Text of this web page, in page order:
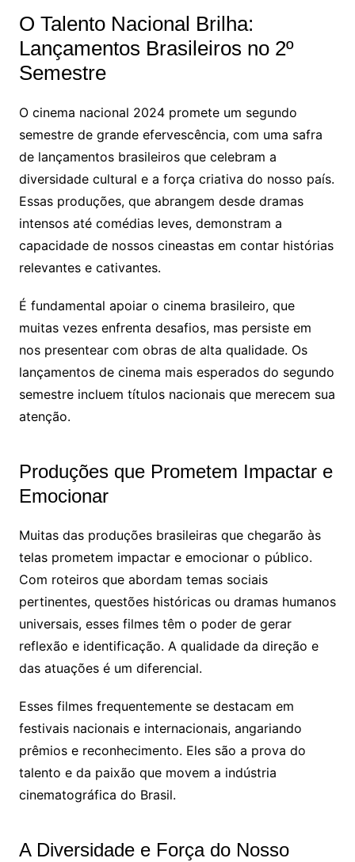
O Talento Nacional Brilha:
Lançamentos Brasileiros no 2º
Semestre
O cinema nacional 2024 promete um segundo
semestre de grande efervescência, com uma safra
de lançamentos brasileiros que celebram a
diversidade cultural e a força criativa do nosso país.
Essas produções, que abrangem desde dramas
intensos até comédias leves, demonstram a
capacidade de nossos cineastas em contar histórias
relevantes e cativantes.
É fundamental apoiar o cinema brasileiro, que
muitas vezes enfrenta desafios, mas persiste em
nos presentear com obras de alta qualidade. Os
lançamentos de cinema mais esperados do segundo
semestre incluem títulos nacionais que merecem sua
atenção.
Produções que Prometem Impactar e
Emocionar
Muitas das produções brasileiras que chegarão às
telas prometem impactar e emocionar o público.
Com roteiros que abordam temas sociais
pertinentes, questões históricas ou dramas humanos
universais, esses filmes têm o poder de gerar
reflexão e identificação. A qualidade da direção e
das atuações é um diferencial.
Esses filmes frequentemente se destacam em
festivais nacionais e internacionais, angariando
prêmios e reconhecimento. Eles são a prova do
talento e da paixão que movem a indústria
cinematográfica do Brasil.
A Diversidade e Força do Nosso